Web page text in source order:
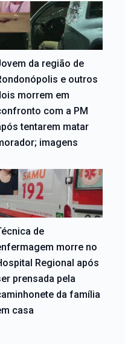
da região de
e outros
morrem em
com a PM
tentarem matar
imagens
de
morre no
Regional após
prensada pela
da família
casa